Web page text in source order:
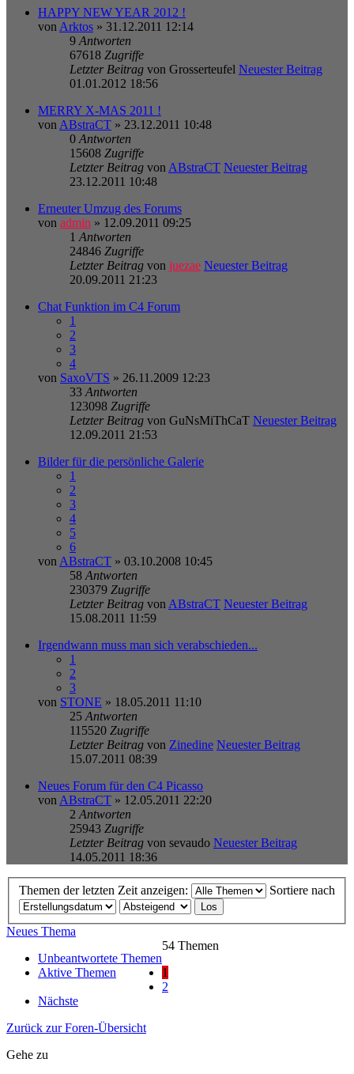
HAPPY NEW YEAR 2012 !
vonArktos » 31.12.2011 12:14
9Antworten
67618 Zugriffe
Letzter Beitrag von Grosserteufel Neuester Beitrag
01.01.2012 18:56
MERRY X-MAS 2011 !
vonABstraCT » 23.12.2011 10:48
0Antworten
15608 Zugriffe
Letzter Beitrag vonABstraCT Neuester Beitrag
23.12.2011 10:48
Erneuter Umzug des Forums
von admin » 12.09.2011 09:25
1Antworten
24846 Zugriffe
Letzter Beitrag von juezae Neuester Beitrag
20.09.2011 21:23
Chat Funktion im C4 Forum
1
2
3
4
von SaxoVTS » 26.11.2009 12:23
33Antworten
123098 Zugriffe
Letzter Beitrag von GuNsMiThCaT Neuester Beitrag
12.09.2011 21:53
Bilder für die persönliche Galerie
1
2
3
4
5
6
vonABstraCT » 03.10.2008 10:45
58Antworten
230379 Zugriffe
Letzter Beitrag vonABstraCT Neuester Beitrag
15.08.2011 11:59
Irgendwann muss man sich verabschieden...
1
2
3
von STONE » 18.05.2011 11:10
25Antworten
115520 Zugriffe
Letzter Beitrag von Zinedine Neuester Beitrag
15.07.2011 08:39
Neues Forum für den C4 Picasso
vonABstraCT » 12.05.2011 22:20
2Antworten
25943 Zugriffe
Letzter Beitrag von sevaudo Neuester Beitrag
14.05.2011 18:36
Themen der letzten Zeit anzeigen: Sortiere nach
Neues Thema
Unbeantwortete Themen
Aktive Themen
54 Themen
1
2
Nächste
Zurück zur Foren-Übersicht
Gehe zu